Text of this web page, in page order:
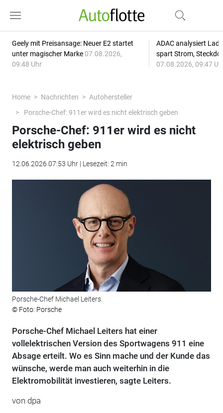
Geely mit Preisansage: Neuer E2 startet
unter magischer Marke 07.08.2026,
09:48 Uhr
ADAC analysiert
spart Strom,
07.08.2026, 09:47
Home Nachrichten
Autohersteller
Porsche-Chef: 911er wird es nicht elektrisch geben
Porsche-Chef: 911er wird es nicht
elektrisch geben
12.06.2026 07:53 Uhr | Lesezeit: 2 min
Porsche-Chef Michael Leiters.
© Foto: Porsche
Porsche-Chef Michael Leiters hat einer
vollelektrischen Version des Sportwagens 911 eine
Absage erteilt. Wo es Sinn mache und der Kunde das
wünsche, werde man auch weiterhin in die
Elektromobilität investieren, sagte Leiters.
von dpa